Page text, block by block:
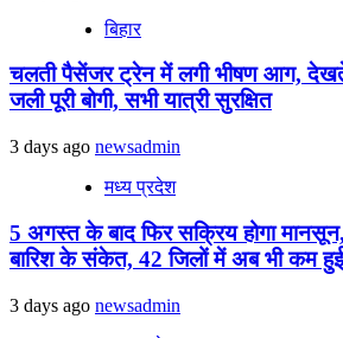
बिहार
चलती पैसेंजर ट्रेन में लगी भीषण आग,
जली पूरी बोगी, सभी यात्री सुरक्षित
3 days ago newsadmin
मध्य प्रदेश
5 अगस्त के बाद फिर सक्रिय होगा
बारिश के संकेत, 42 जिलों में अब भी कम हुई
3 days ago newsadmin